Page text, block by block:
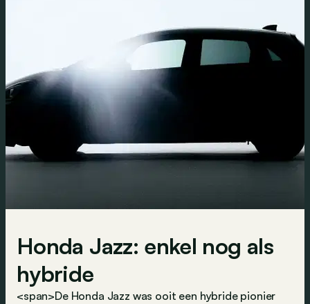
Honda Jazz: enkel nog als
hybride
<span>De Honda Jazz was ooit een hybride pionier